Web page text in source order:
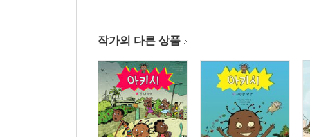
작가의 다른 상품